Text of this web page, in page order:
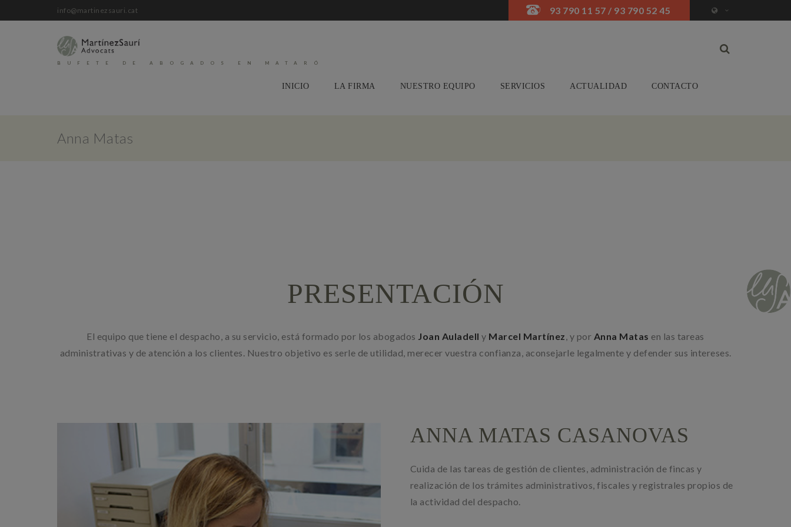
93 790 11 57 / 93 790 52 45
info@martinezsauri.cat
BUFETE DE ABOGADOS EN MATARÓ
INICIO LA FIRMA NUESTRO EQUIPO SERVICIOS ACTUALIDAD CONTACTO
Anna Matas
PRESENTACIÓN
El equipo que tiene el despacho, a su servicio, está formado por los abogados Joan Auladell y Marcel Martínez , y por Anna Matas en las tareas
administrativas y de atención a los clientes. Nuestro objetivo es serle de utilidad, merecer vuestra confianza, aconsejarle legalmente y defender sus intereses.
ANNA MATAS CASANOVAS
Cuida de las tareas de gestión de clientes, administración de fincas y
realización de los trámites administrativos, fiscales y registrales propios de
la actividad del despacho.